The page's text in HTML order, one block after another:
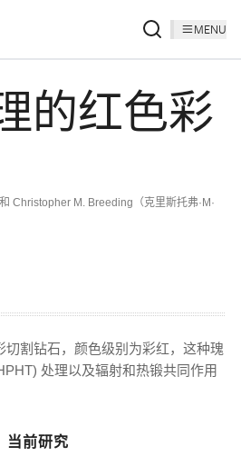
MENU
的红色彩
Christopher M. Breeding（克里斯托弗·M·
切割钻石，颜色级别为彩红，这种瑰
处理以及辐射和热锻共同作用
当前研究